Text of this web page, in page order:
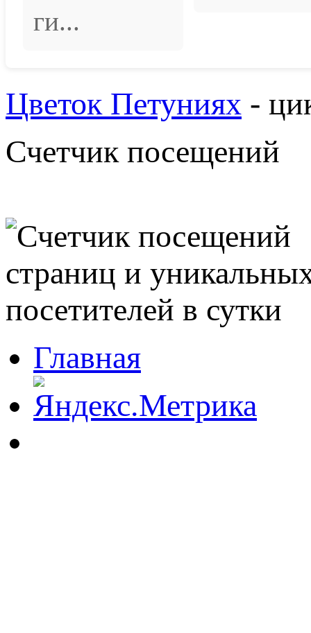
ги...
Цветок Петуниях -
Счетчик посещений
Главная